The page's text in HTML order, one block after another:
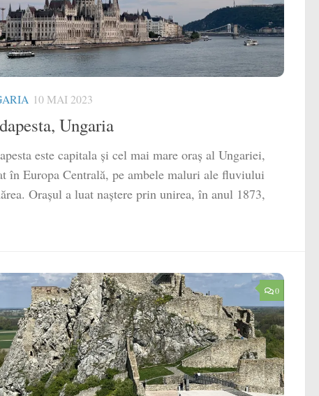
10 MAI 2023
Ungaria
este capitala și cel mai mare oraș al Ungariei,
în Europa Centrală, pe ambele maluri ale fluviului
Orașul a luat naștere prin unirea, în anul 1873,
0